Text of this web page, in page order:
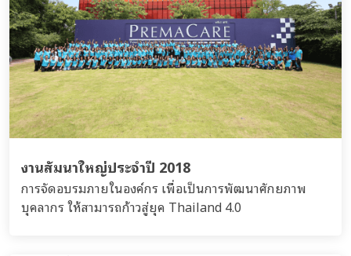
งานสัมนาใหญ่ประจำปี 2018
การจัดอบรมภายในองค์กร เพื่อเป็นการพัฒนาศักยภาพ
บุคลากร ให้สามารถก้าวสู่ยุค Thailand 4.0